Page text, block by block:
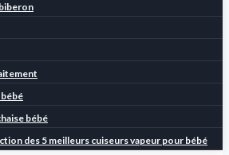
bébé
des 5 meilleurs cuiseurs vapeur pour bébé